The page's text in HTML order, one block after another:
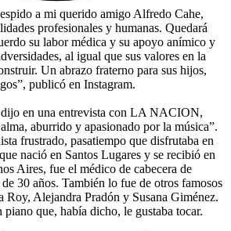
a mi querido amigo Alfredo Cahe,
profesionales y humanas. Quedará
su labor médica y su apoyo anímico y
al igual que sus valores en la
Un abrazo fraterno para sus hijos,
publicó en Instagram.
dijo en una entrevista con LA NACION,
aburrido y apasionado por la música”.
frustrado, pasatiempo que disfrutaba en
nació en Santos Lugares y se recibió en
Aires, fue el médico de cabecera de
30 años. También lo fue de otros famosos
Roy, Alejandra Pradón y Susana Giménez.
que, había dicho, le gustaba tocar.